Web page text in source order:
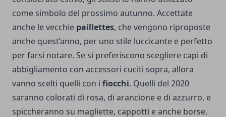
come simbolo del prossimo autunno. Accettate
anche le vecchie paillettes, che vengono riproposte
anche quest’anno, per uno stile luccicante e perfetto
per farsi notare. Se si preferiscono scegliere capi di
abbigliamento con accessori cuciti sopra, allora
vanno scelti quelli con i fiocchi. Quelli del 2020
saranno colorati di rosa, di arancione e di azzurro, e
spiccheranno su magliette, cappotti e anche borse.